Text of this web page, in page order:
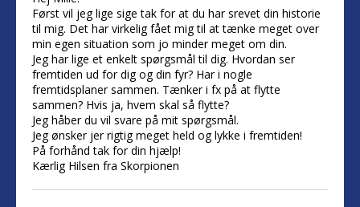
Først vil jeg lige sige tak for at du har srevet din historie
til mig. Det har virkelig fået mig til at tænke meget over
min egen situation som jo minder meget om din.
Jeg har lige et enkelt spørgsmål til dig. Hvordan ser
fremtiden ud for dig og din fyr? Har i nogle
fremtidsplaner sammen. Tænker i fx på at flytte
sammen? Hvis ja, hvem skal så flytte?
Jeg håber du vil svare på mit spørgsmål.
Jeg ønsker jer rigtig meget held og lykke i fremtiden!
På forhånd tak for din hjælp!
Kærlig Hilsen fra Skorpionen